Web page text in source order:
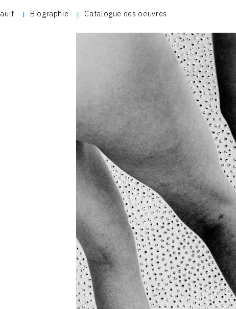
Biographie Catalogue des oeuvres